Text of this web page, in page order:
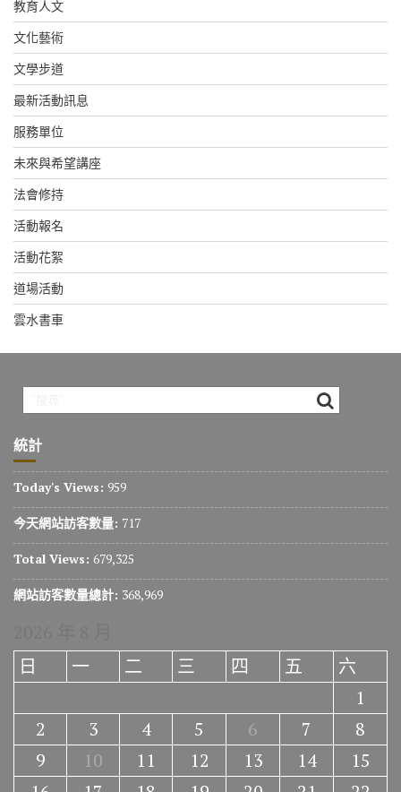
教育人文
文化藝術
文學步道
最新活動訊息
服務單位
未來與希望講座
法會修持
活動報名
活動花絮
道場活動
雲水書車
統計
Today's Views: 959
今天網站訪客數量: 717
Total Views: 679,325
網站訪客數量總計: 368,969
日
一 二 三 四 五
六
1
2
3 4 5 6 7
8
9
10 11 12 13 14
15